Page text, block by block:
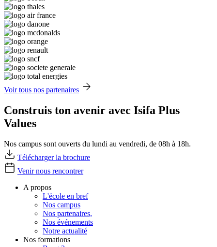
Voir tous nos partenaires
Construis ton avenir avec Isifa Plus
Values
Nos campus sont ouverts du lundi au vendredi, de 08h à 18h.
Télécharger la brochure
Venir nous rencontrer
A propos
L'école en bref
Nos campus
Nos partenaires,
Nos événements
Notre actualité
Nos formations